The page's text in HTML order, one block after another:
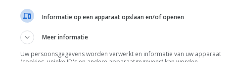
inrichten op een manier die zowel
stijlvol als functioneel is? Met
visuele trucs creëer je eenvoudig
een ruimte die licht, rustig én
Informatie op een apparaat opslaan en/of openen
Meer informatie
Uw persoonsgegevens worden verwerkt en informatie van uw apparaat